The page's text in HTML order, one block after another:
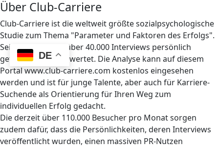
DE
Über Club-Carriere
Club-Carriere ist die weltweit größte sozialpsychologische
Studie zum Thema "Parameter und Faktoren des Erfolgs".
Seit 1997 wurden über 40.000 Interviews persönlich
geführt und ausgewertet. Die Analyse kann auf diesem
Portal www.club-carriere.com kostenlos eingesehen
werden und ist für junge Talente, aber auch für Karriere-
Suchende als Orientierung für Ihren Weg zum
individuellen Erfolg gedacht.
Die derzeit über 110.000 Besucher pro Monat sorgen
zudem dafür, dass die Persönlichkeiten, deren Interviews
veröffentlicht wurden, einen massiven PR-Nutzen